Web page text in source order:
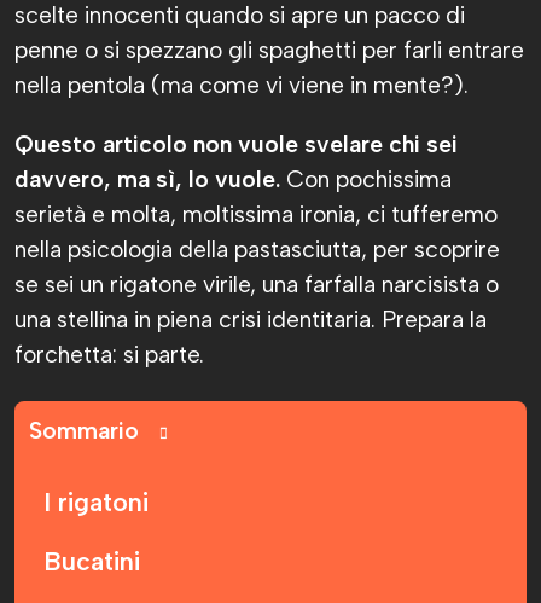
scelte innocenti quando si apre un pacco di
penne o si spezzano gli spaghetti per farli entrare
nella pentola (ma come vi viene in mente?).
Questo articolo non vuole svelare chi sei
davvero, ma sì, lo vuole. Con pochissima
serietà e molta, moltissima ironia, ci tufferemo
nella psicologia della pastasciutta, per scoprire
se sei un rigatone virile, una farfalla narcisista o
una stellina in piena crisi identitaria. Prepara la
forchetta: si parte.
Sommario
I rigatoni
Bucatini